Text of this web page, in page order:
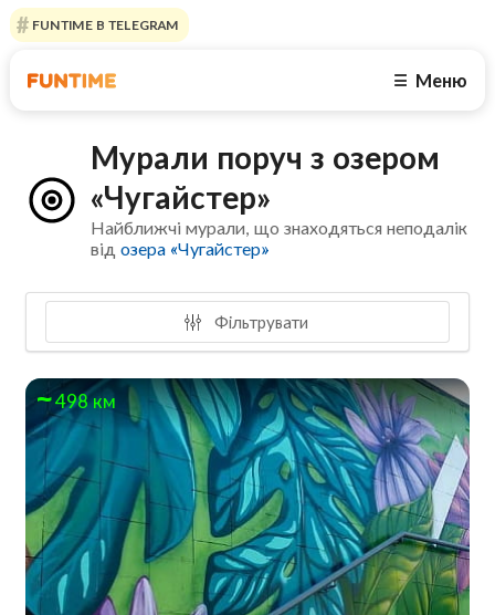
FUNTIME В TELEGRAM
☰ Меню
Мурали поруч з озером
«Чугайстер»
Найближчі мурали, що знаходяться неподалік
відозера «Чугайстер»
Фільтрувати
498 км